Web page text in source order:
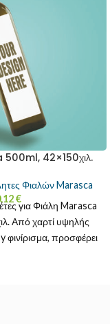
500ml, 42×150χιλ.
Φιαλών Marasca
€
για Φιάλη Marasca
Από χαρτί υψηλής
φινίρισμα, προσφέρει